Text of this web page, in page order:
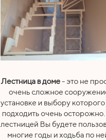
Лестница в доме- это не
очень сложное
установке и выбору которого
подходить очень
лестницей Вы будете
многие годы и ходьба по